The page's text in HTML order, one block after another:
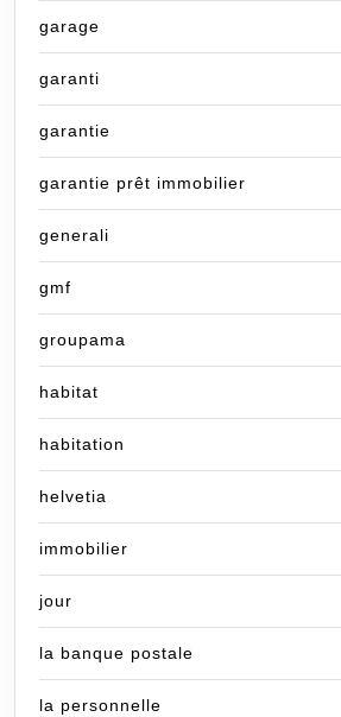
garage
garanti
garantie
garantie prêt immobilier
generali
gmf
groupama
habitat
habitation
helvetia
immobilier
jour
la banque postale
la personnelle